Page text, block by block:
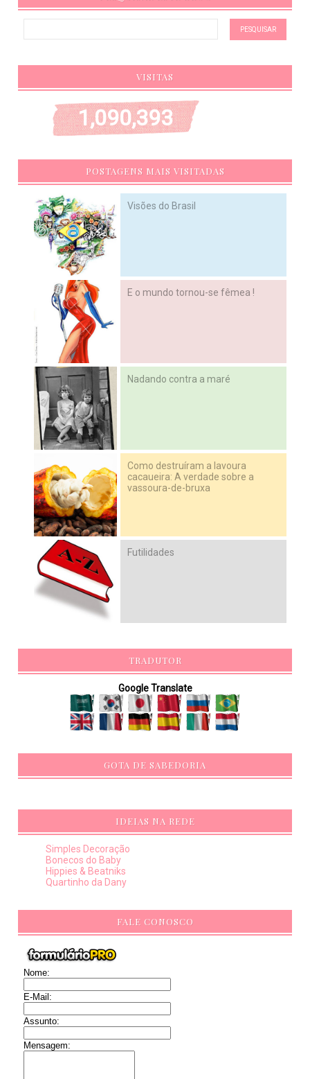
VISITAS
1,090,393
POSTAGENS MAIS VISITADAS
Visões do Brasil
E o mundo tornou-se fêmea !
Nadando contra a maré
Como destruíram a lavoura
cacaueira: A verdade sobre a
vassoura-de-bruxa
Futilidades
TRADUTOR
Google Translate
GOTA DE SABEDORIA
IDEIAS NA REDE
Simples Decoração
Bonecos do Baby
Hippies & Beatniks
Quartinho da Dany
FALE CONOSCO
Nome:
E-Mail:
Assunto:
Mensagem: